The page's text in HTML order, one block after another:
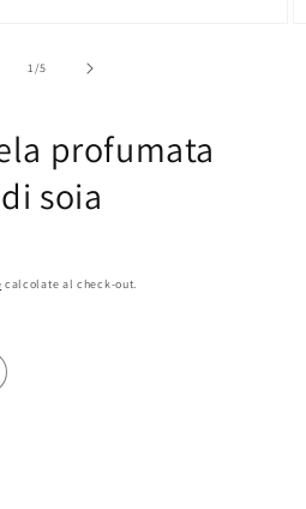
1/su
5
profumata
soia
calcolate al check-out.